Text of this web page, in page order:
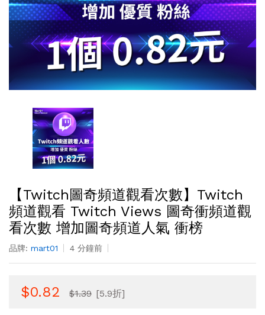
【Twitch圖奇頻道觀看次數】Twitch
頻道觀看 Twitch Views 圖奇衝頻道觀
看次數 增加圖奇頻道人氣 衝榜
品牌: mart01 4 分鐘前
$0.82 $1.39 [5.9折]